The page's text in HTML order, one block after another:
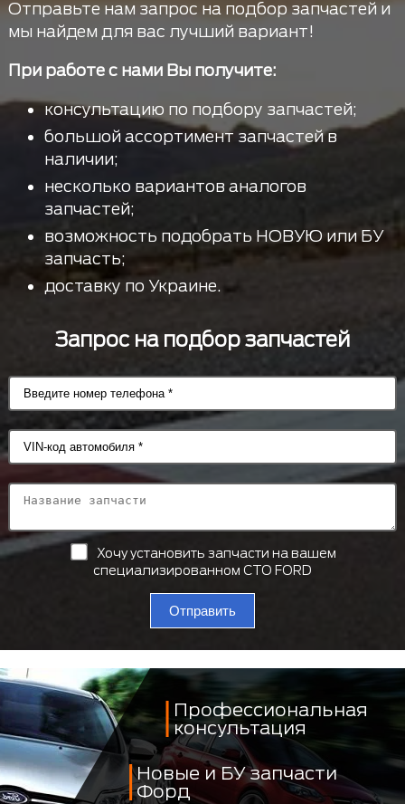
Отправьте нам запрос на подбор запчастей и
мы найдем для вас лучший вариант!
При работе с нами Вы получите:
консультацию по подбору запчастей;
большой ассортимент запчастей в
наличии;
несколько вариантов аналогов
запчастей;
возможность подобрать НОВУЮ или БУ
запчасть;
доставку по Украине.
Запрос на подбор запчастей
Хочу установить запчасти на вашем
специализированном СТО FORD
Отправить
Профессиональная
консультация
Новые и БУ запчасти
Форд